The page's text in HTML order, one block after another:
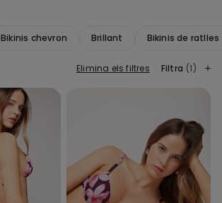
Bikinis chevron Brillant Bikinis de ratlles
Elimina els filtres Filtra (1)